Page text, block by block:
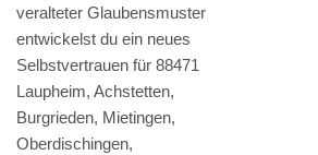
veralteter Glaubensmuster
entwickelst du ein neues
Selbstvertrauen für 88471
Laupheim, Achstetten,
Burgrieden, Mietingen,
Oberdischingen,